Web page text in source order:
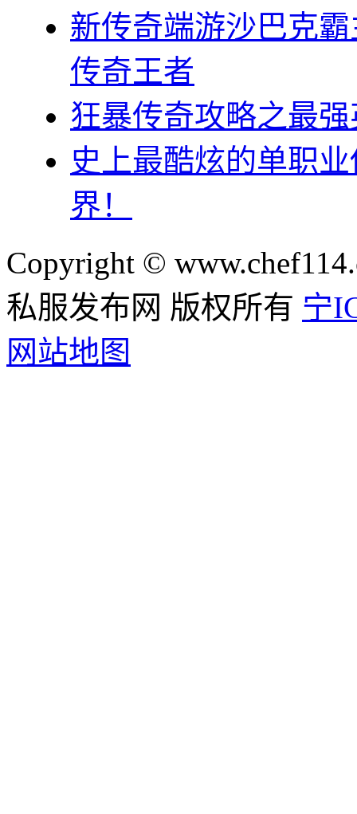
新传奇端游沙巴克
传奇王者
狂暴传奇攻略之最
史上最酷炫的单职
界！
Copyright ©
私服发布网 版权所有 宁
网站地图